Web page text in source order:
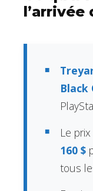
l’arrivée
Black
Le
160 $
tous